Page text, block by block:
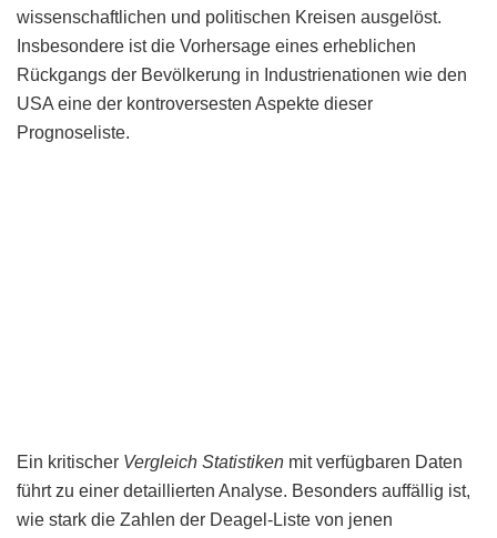
wissenschaftlichen und politischen Kreisen ausgelöst.
Insbesondere ist die Vorhersage eines erheblichen
Rückgangs der Bevölkerung in Industrienationen wie den
USA eine der kontroversesten Aspekte dieser
Prognoseliste.
Ein kritischer Vergleich Statistiken mit verfügbaren Daten
führt zu einer detaillierten Analyse. Besonders auffällig ist,
wie stark die Zahlen der Deagel-Liste von jenen